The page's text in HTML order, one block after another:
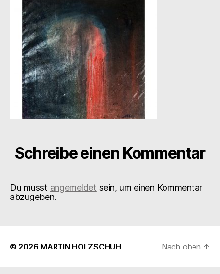
Schreibe einen Kommentar
Du musst angemeldet sein, um einen Kommentar
abzugeben.
© 2026 MARTIN HOLZSCHUH Nach oben ↑